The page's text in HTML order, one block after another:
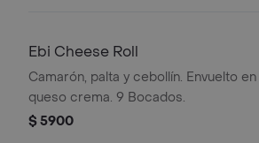
Ebi Cheese Roll
Camarón, palta y cebollín. Envuelto en
queso crema. 9 Bocados.
$ 5900